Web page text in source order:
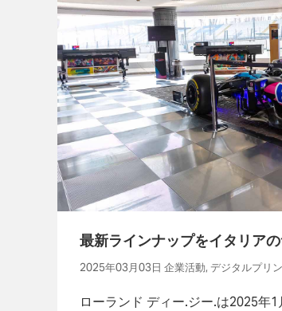
最新ラインナップをイタリア
2025年03月03日 企業活動, デジタルプリ
ローランド ディー.ジー.は2025年